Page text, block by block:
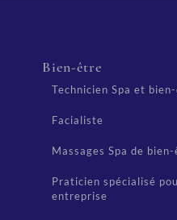
Bien-être
Technicien Spa et
Facialiste
Massages Spa de
Praticien spécialisé
entreprise